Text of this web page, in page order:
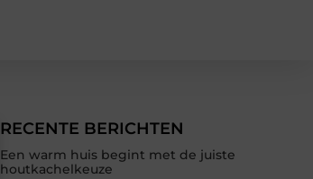
RECENTE BERICHTEN
Een warm huis begint met de juiste
houtkachelkeuze